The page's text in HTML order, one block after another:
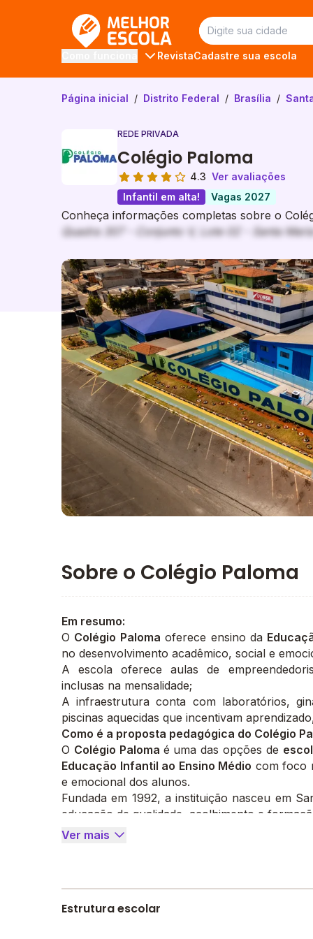
RevistaCadastre sua escola
Página inicial / Distrito Federal / Brasília /
REDE PRIVADA
Colégio Paloma
4.3 Ver avaliações
Infantil em alta!
Vagas 2027
Conheça informações completas sobre o
Quadra 307 - Conjunto V, Lote 02 - Santa
Galeria de imagem
Sobre o Colégio Paloma
Em resumo:
O Colégio Paloma oferece ensino da
no desenvolvimento acadêmico, social e
A escola oferece aulas de
inclusas na mensalidade;
A infraestrutura conta com laboratórios,
piscinas aquecidas que incentivam
Como é a proposta pedagógica do Colégio
O Colégio Paloma é uma das opções de
Educação Infantil ao Ensino Médio com foco
e emocional dos alunos.
Fundada em 1992, a instituição nasceu em
educação de qualidade, acolhimento e
Quais são os valores e objetivos do Colégio
Além disso, o colégio incentiva leitura,
Ver mais
Estrutura escolar